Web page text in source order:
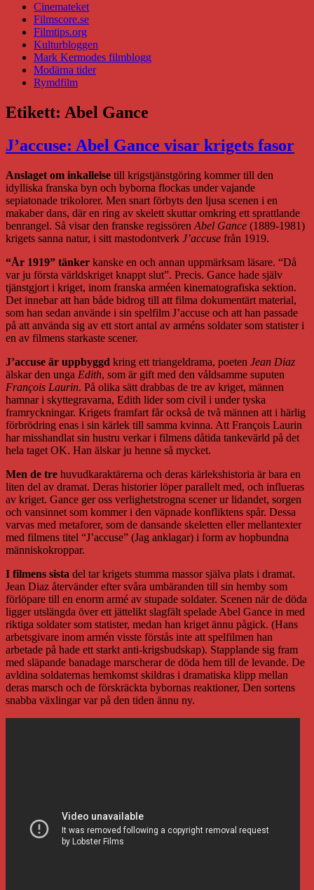
Cinemateket
Filmscore.se
Filmtips.org
Kulturbloggen
Mark Kermodes filmblogg
Modärna tider
Rymdfilm
Etikett: Abel Gance
J’accuse: Abel Gance visar krigets fasor
Anslaget om inkallelse till krigstjänstgöring kommer till den
idylliska franska byn och byborna flockas under vajande
sepiatonade trikolorer. Men snart förbyts den ljusa scenen i en
makaber dans, där en ring av skelett skuttar omkring ett sprattlande
benrangel. Så visar den franske regissören Abel Gance (1889-1981)
krigets sanna natur, i sitt mastodontverk J’accuse från 1919.
“År 1919” tänker kanske en och annan uppmärksam läsare. “Då
var ju första världskriget knappt slut”. Precis. Gance hade själv
tjänstgjort i kriget, inom franska arméen kinematografiska sektion.
Det innebar att han både bidrog till att filma dokumentärt material,
som han sedan använde i sin spelfilm J’accuse och att han passade
på att använda sig av ett stort antal av arméns soldater som statister i
en av filmens starkaste scener.
J’accuse är uppbyggd kring ett triangeldrama, poeten Jean Diaz
älskar den unga Edith, som är gift med den våldsamme suputen
François Laurin. På olika sätt drabbas de tre av kriget, männen
hamnar i skyttegravarna, Edith lider som civil i under tyska
framryckningar. Krigets framfart får också de två männen att i härlig
förbrödring enas i sin kärlek till samma kvinna. Att François Laurin
har misshandlat sin hustru verkar i filmens dåtida tankevärld på det
hela taget OK. Han älskar ju henne så mycket.
Men de tre huvudkaraktärerna och deras kärlekshistoria är bara en
liten del av dramat. Deras historier löper parallelt med, och influeras
av kriget. Gance ger oss verlighetstrogna scener ur lidandet, sorgen
och vansinnet som kommer i den väpnade konfliktens spår. Dessa
varvas med metaforer, som de dansande skeletten eller mellantexter
med filmens titel “J’accuse” (Jag anklagar) i form av hopbundna
människokroppar.
I filmens sista del tar krigets stumma massor själva plats i dramat.
Jean Diaz återvänder efter svåra umbäranden till sin hemby som
förlöpare till en enorm armé av stupade soldater. Scenen när de döda
ligger utslängda över ett jättelikt slagfält spelade Abel Gance in med
riktiga soldater som statister, medan han kriget ännu pågick. (Hans
arbetsgivare inom armén visste förstås inte att spelfilmen han
arbetade på hade ett starkt anti-krigsbudskap). Stapplande sig fram
med släpande banadage marscherar de döda hem till de levande. De
avldina soldaternas hemkomst skildras i dramatiska klipp mellan
deras marsch och de förskräckta bybornas reaktioner, Den sortens
snabba växlingar var på den tiden ännu ny.